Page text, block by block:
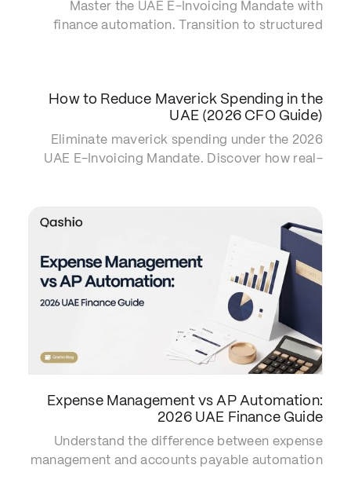
Master the UAE E-Invoicing Mandate with
finance automation. Transition to structured
How to Reduce Maverick Spending in the
UAE (2026 CFO Guide)
Eliminate maverick spending under the 2026
UAE E-Invoicing Mandate. Discover how real-
Expense Management vs AP Automation:
2026 UAE Finance Guide
Understand the difference between expense
management and accounts payable automation